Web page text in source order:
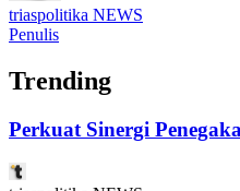
triaspolitika NEWS
Penulis
Trending
Perkuat Sinergi